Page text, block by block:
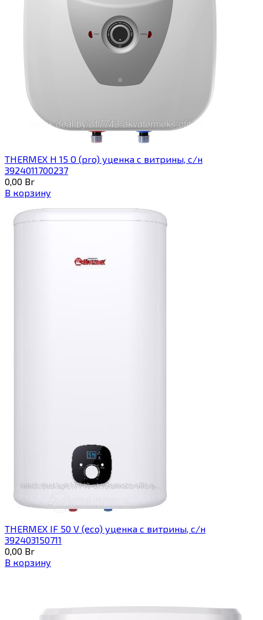
THERMEX H 15 O (pro) уценка с витрины, с/н
3924011700237
0,00 Br
В корзину
THERMEX IF 50 V (eco) уценка c витрины, с/н
392403150711
0,00 Br
В корзину